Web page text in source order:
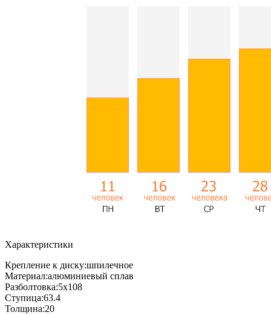
Характеристики
Крепление к диску:шпилечное
Материал:алюминиевый сплав
Разболтовка:5x108
Ступица:63.4
Толщина:20